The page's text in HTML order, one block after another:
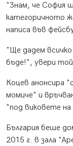
"Знам, че София
категоричното
написа във
"Ще дадем
бъде!", увери
Коцев анонсира
момиче" и
"под виковете на
България беше
2015 г. в зала